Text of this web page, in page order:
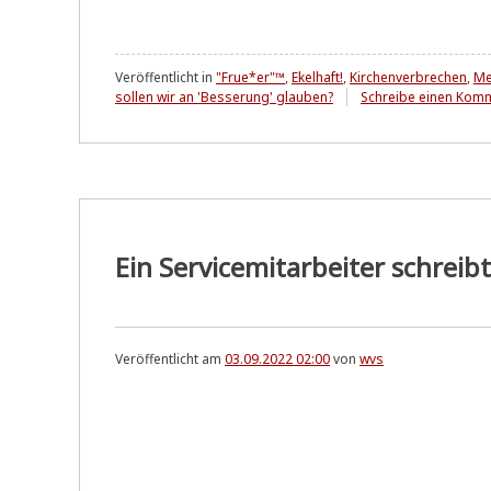
Veröffentlicht in "Frue*er"™,Ekelhaft!,Kirchenverbrechen,
sollen wir an 'Besserung' glauben?
Schreibe einen
Ein Servicemitarbeiter
Veröffentlicht am 03.09.2022 02:00von wvs